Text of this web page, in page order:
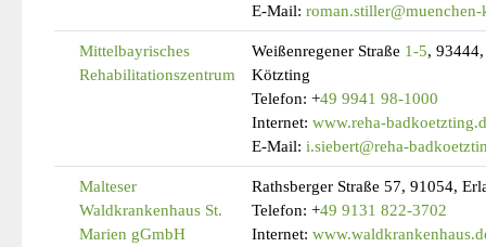
E-Mail:
Mittelbayrisches
Rehabilitationszentrum
Weißenregener Straße 1-5,
Kötzting
Telefon: +49 9941 98-1000
Internet: www.reha-
E-Mail: i.siebert@reha-
Malteser
Waldkrankenhaus St.
Marien gGmbH
Rathsberger Straße 57, 91054,
Telefon: +49 9131 822-3702
Internet: